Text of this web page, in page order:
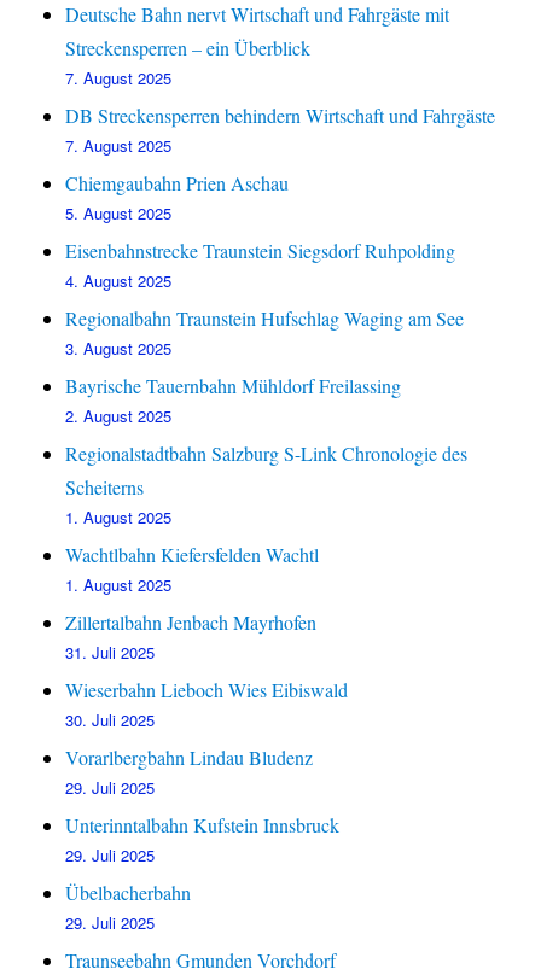
Deutsche Bahn nervt Wirtschaft und Fahrgäste mit
Streckensperren – ein Überblick
7. August 2025
DB Streckensperren behindern Wirtschaft und Fahrgäste
7. August 2025
Chiemgaubahn Prien Aschau
5. August 2025
Eisenbahnstrecke Traunstein Siegsdorf Ruhpolding
4. August 2025
Regionalbahn Traunstein Hufschlag Waging am See
3. August 2025
Bayrische Tauernbahn Mühldorf Freilassing
2. August 2025
Regionalstadtbahn Salzburg S-Link Chronologie des
Scheiterns
1. August 2025
Wachtlbahn Kiefersfelden Wachtl
1. August 2025
Zillertalbahn Jenbach Mayrhofen
31. Juli 2025
Wieserbahn Lieboch Wies Eibiswald
30. Juli 2025
Vorarlbergbahn Lindau Bludenz
29. Juli 2025
Unterinntalbahn Kufstein Innsbruck
29. Juli 2025
Übelbacherbahn
29. Juli 2025
Traunseebahn Gmunden Vorchdorf